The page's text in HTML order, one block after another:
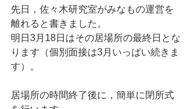
先日，佐々木研究室がみなもの運営を
離れると書きました。
明日3月18日はその居場所の最終日とな
ります（個別面接は3月いっぱい続きま
す）。
居場所の時間終了後に，簡単に閉所式